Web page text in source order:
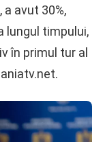
avut 30%,
lungul timpului,
în primul tur al